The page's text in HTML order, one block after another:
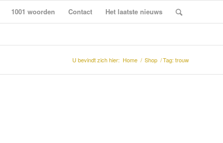
1001 woorden Contact Het laatste nieuws
U bevindt zich hier: Home / Shop /Tag: trouw